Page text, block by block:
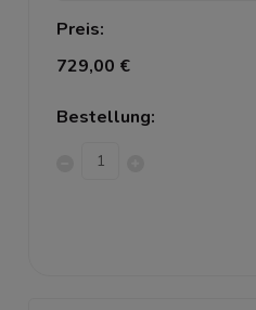
Preis:
729,00 €
Bestellung: